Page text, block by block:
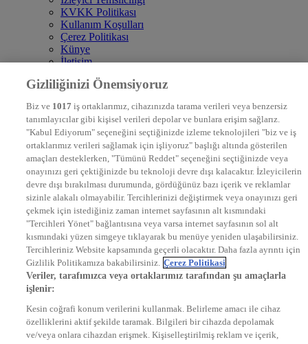
KVKK Politikası
Kullanım Koşulları
Çerez Politikası
Künye
İletişim
DYG Televizyonlar
STAR
EURO STAR
KRAL POP TV
DYG Radyolar
NTV RADYO
KRAL FM
KRAL POP
EKSEN
VOYAGE
DYG Dijital
ntv.com.tr
ntvspor.net
secim.ntv.com.tr
startv.com.tr
kralmuzik.com.tr
Gizliliğinizi Önemsiyoruz
Biz ve 1017 iş ortaklarımız, cihazınızda tarama verileri veya benzersiz
tanımlayıcılar gibi kişisel verileri depolar ve bunlara erişim sağlarız.
"Kabul Ediyorum" seçeneğini seçtiğinizde izleme teknolojileri "biz ve iş
ortaklarımız verileri sağlamak için işliyoruz" başlığı altında gösterilen
amaçları desteklerken, "Tümünü Reddet" seçeneğini seçtiğinizde veya
onayınızı geri çektiğinizde bu teknoloji devre dışı kalacaktır. İzleyicilerin
devre dışı bırakılması durumunda, gördüğünüz bazı içerik ve reklamlar
sizinle alakalı olmayabilir. Tercihlerinizi değiştirmek veya onayınızı geri
çekmek için istediğiniz zaman internet sayfasının alt kısmındaki
"Tercihleri Yönet" bağlantısına veya varsa internet sayfasının sol alt
kısmındaki yüzen simgeye tıklayarak bu menüye yeniden ulaşabilirsiniz.
Tercihleriniz Website kapsamında geçerli olacaktır. Daha fazla ayrıntı için
Gizlilik Politikamıza bakabilirsiniz. Çerez Politikasi
Veriler, tarafımızca veya ortaklarımız tarafından şu amaçlarla
işlenir:
Kesin coğrafi konum verilerini kullanmak. Belirleme amacı ile cihaz
özelliklerini aktif şekilde taramak. Bilgileri bir cihazda depolamak
ve/veya onlara cihazdan erişmek. Kişiselleştirilmiş reklam ve içerik,